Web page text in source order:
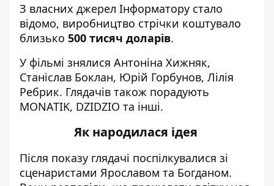
З власних джерел Інформатору стало
відомо, виробництво стрічки коштувало
близько 500 тисяч доларів.
У фільмі знялися Антоніна Хижняк,
Станіслав Боклан, Юрій Горбунов, Лілія
Ребрик. Глядачів також порадують
MONATIK, DZIDZIO та інші.
Як народилася ідея
Після показу глядачі поспілкувалися зі
сценаристами Ярославом та Богданом.